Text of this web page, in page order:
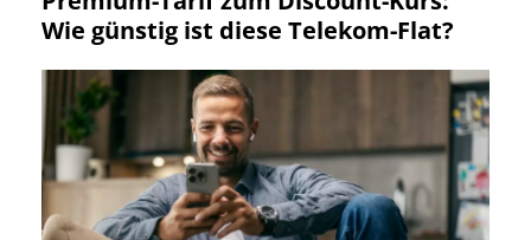
Wie günstig ist diese Telekom-Flat?